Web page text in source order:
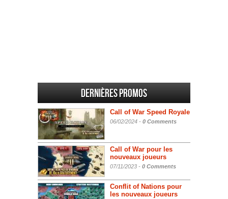
Dernières promos
Call of War Speed Royale
06/02/2024 - 0 Comments
Call of War pour les
nouveaux joueurs
07/11/2023 - 0 Comments
Conflit of Nations pour
les nouveaux joueurs